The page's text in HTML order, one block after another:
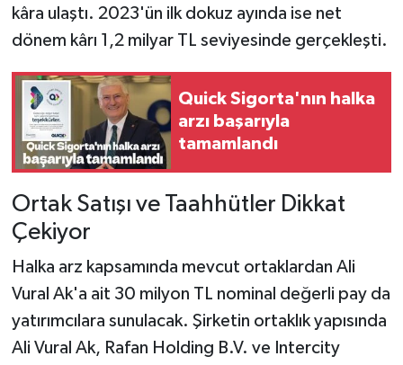
kâra ulaştı. 2023'ün ilk dokuz ayında ise net
dönem kârı 1,2 milyar TL seviyesinde gerçekleşti.
Quick Sigorta'nın halka
arzı başarıyla
tamamlandı
Ortak Satışı ve Taahhütler Dikkat
Çekiyor
Halka arz kapsamında mevcut ortaklardan Ali
Vural Ak'a ait 30 milyon TL nominal değerli pay da
yatırımcılara sunulacak. Şirketin ortaklık yapısında
Ali Vural Ak, Rafan Holding B.V. ve Intercity